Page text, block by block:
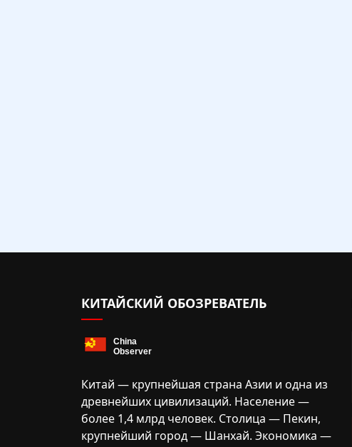
КИТАЙСКИЙ ОБОЗРЕВАТЕЛЬ
Китай — крупнейшая страна Азии и одна из
древнейших цивилизаций. Население —
более 1,4 млрд человек. Столица — Пекин,
крупнейший город — Шанхай. Экономика —